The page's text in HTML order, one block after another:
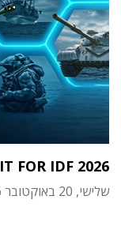
IT FOR IDF 2026
שלישי, 20 באוקטובר 2026